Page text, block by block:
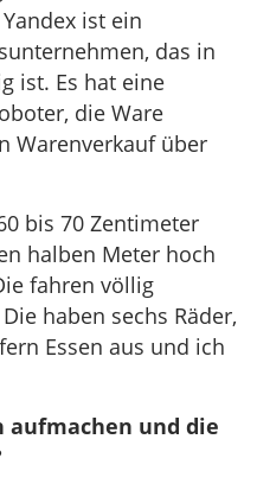
ist ein
das in
ist. Es hat eine
die Ware
Warenverkauf über
bis 70 Zentimeter
halben Meter hoch
fahren völlig
haben sechs Räder,
Essen aus und ich
aufmachen und die